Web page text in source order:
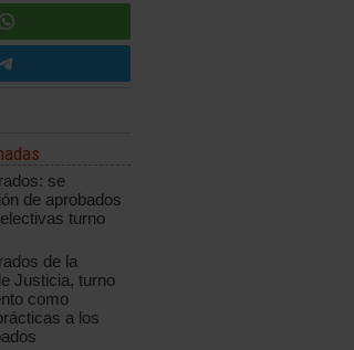
se
de aprobados
turno
de la
Justicia, turno
como
a los